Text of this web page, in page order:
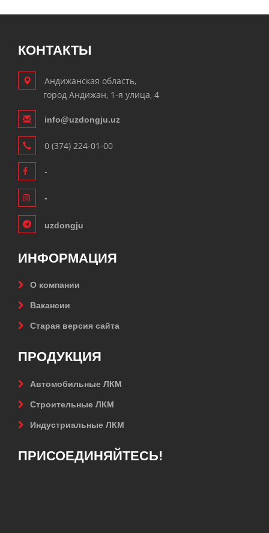
КОНТАКТЫ
Андижанская область,
город Андижан, 1-я улица, 4
info@uzdongju.uz
0 (374) 224-01-00
-
-
uzdongju
ИНФОРМАЦИЯ
О компании
Вакансии
Старая версия сайта
ПРОДУКЦИЯ
Автомобильные ЛКМ
Строительные ЛКМ
Индустриальные ЛКМ
ПРИСОЕДИНЯЙТЕСЬ!